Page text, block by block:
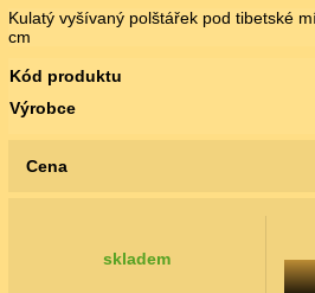
Kulatý vyšívaný polštářek pod tibetské
cm
Kód produktu
Výrobce
Cena
skladem